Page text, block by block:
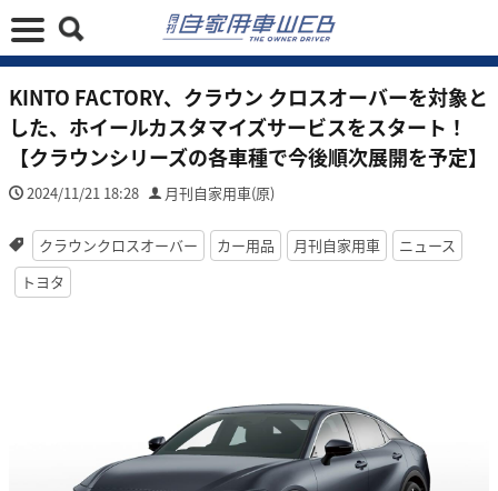
KINTO FACTORY、クラウン クロスオーバーを対象と
した、ホイールカスタマイズサービスをスタート！
【クラウンシリーズの各車種で今後順次展開を予定】
2024/11/21 18:28 月刊自家用車(原)
クラウンクロスオーバー カー用品 月刊自家用車
ニュース
トヨタ